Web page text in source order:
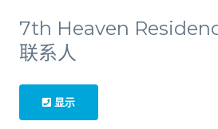
7th Heaven
联系人
显示